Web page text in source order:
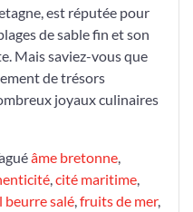
est réputée pour
de sable fin et son
Mais saviez-vous que
de trésors
joyaux culinaires
âme bretonne
cité maritime
beurre salé fruits de mer,